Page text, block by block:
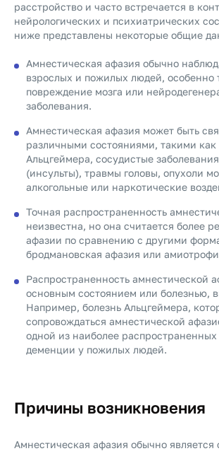
расстройство и часто встречается в
нейрологических и психиатрических
ниже представлены некоторые общие
Амнестическая афазия обычно
взрослых и пожилых людей, особенно
повреждение мозга или
заболевания.
Амнестическая афазия может быть
различными состояниями, такими как
Альцгеймера, сосудистые
(инсульты), травмы головы, опухоли
алкогольные или наркотические
Точная распространенность
неизвестна, но она считается более
афазии по сравнению с другими
бродмановская афазия или
Распространенность амнестической
основным состоянием или болезнью,
Например, болезнь Альцгеймера,
сопровождаться амнестической
одной из наиболее
деменции у пожилых людей.
Причины возникновения
Амнестическая афазия обычно является